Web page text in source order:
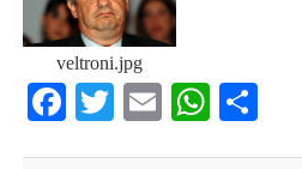
veltroni.jpg
Facebook
TwitterEmail